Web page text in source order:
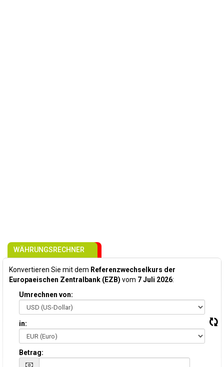
WÄHRUNGSRECHNER
Konvertieren Sie mit dem Referenzwechselkurs der
Europaeischen Zentralbank (EZB) vom 7 Juli 2026:
Umrechnen von:
in:
Betrag: